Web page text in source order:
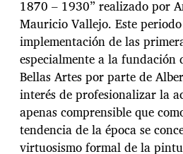
1870 – 1930” realizado por
Mauricio Vallejo. Este
implementación de las
especialmente a la fundación
Bellas Artes por parte de
interés de profesionalizar la
apenas comprensible que
tendencia de la época se
virtuosismo formal de la